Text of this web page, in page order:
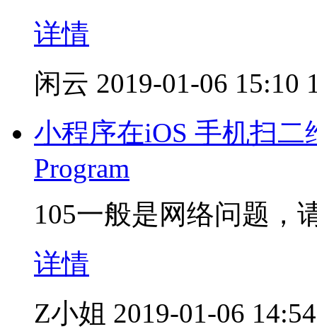
详情
闲云 2019-01-06 15:10
小程序在iOS 手机扫二
Program
105一般是网络问题，
详情
Z小姐 2019-01-06 14:54